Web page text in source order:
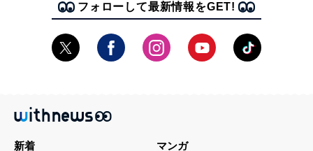
フォローして最新情報をGET!
新着 マンガ